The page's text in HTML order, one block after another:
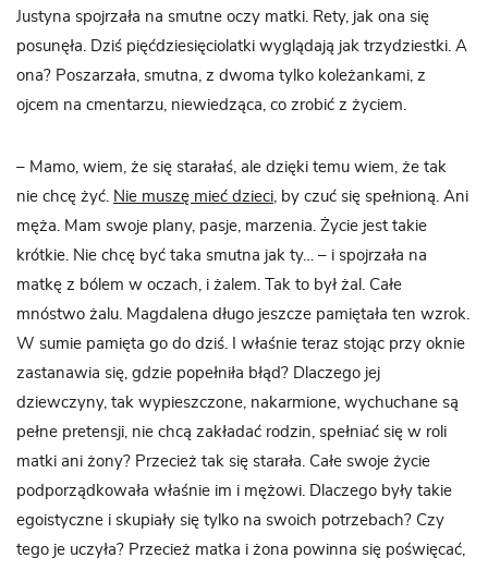
Justyna spojrzała na smutne oczy matki. Rety, jak ona się
posunęła. Dziś pięćdziesięciolatki wyglądają jak trzydziestki. A
ona? Poszarzała, smutna, z dwoma tylko koleżankami, z
ojcem na cmentarzu, niewiedząca, co zrobić z życiem.
– Mamo, wiem, że się starałaś, ale dzięki temu wiem, że tak
nie chcę żyć. Nie muszę mieć dzieci, by czuć się spełnioną. Ani
męża. Mam swoje plany, pasje, marzenia. Życie jest takie
krótkie. Nie chcę być taka smutna jak ty… – i spojrzała na
matkę z bólem w oczach, i żalem. Tak to był żal. Całe
mnóstwo żalu. Magdalena długo jeszcze pamiętała ten wzrok.
W sumie pamięta go do dziś. I właśnie teraz stojąc przy oknie
zastanawia się, gdzie popełniła błąd? Dlaczego jej
dziewczyny, tak wypieszczone, nakarmione, wychuchane są
pełne pretensji, nie chcą zakładać rodzin, spełniać się w roli
matki ani żony? Przecież tak się starała. Całe swoje życie
podporządkowała właśnie im i mężowi. Dlaczego były takie
egoistyczne i skupiały się tylko na swoich potrzebach? Czy
tego je uczyła? Przecież matka i żona powinna się poświęcać,